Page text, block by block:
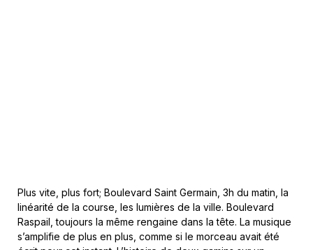
Plus vite, plus fort; Boulevard Saint Germain, 3h du matin, la
linéarité de la course, les lumières de la ville. Boulevard
Raspail, toujours la même rengaine dans la tête. La musique
s’amplifie de plus en plus, comme si le morceau avait été